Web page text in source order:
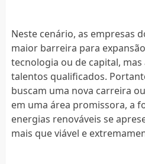
Neste cenário, as empresas
maior barreira para
tecnologia ou de capital,
talentos qualificados.
buscam uma nova carreira
em uma área promissora, a
energias renováveis se
mais que viável e